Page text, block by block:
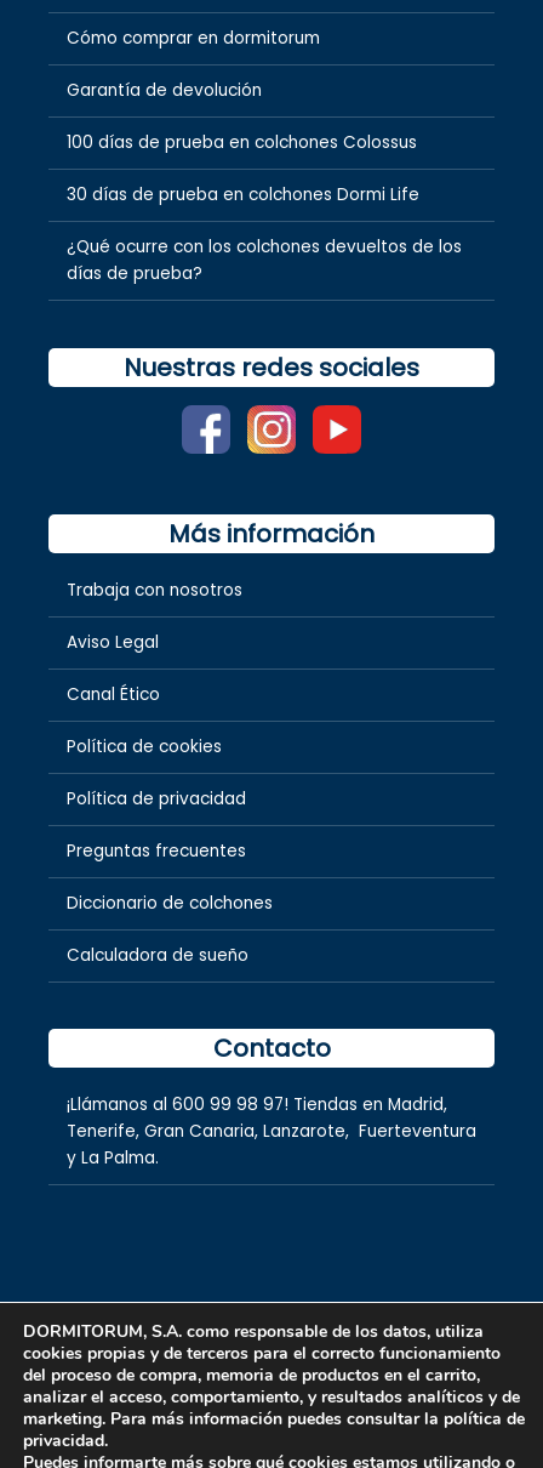
Cómo comprar en dormitorum
Garantía de devolución
100 días de prueba en colchones Colossus
30 días de prueba en colchones Dormi Life
¿Qué ocurre con los colchones devueltos de los
días de prueba?
Nuestras redes sociales
Más información
Trabaja con nosotros
Aviso Legal
Canal Ético
Política de cookies
Política de privacidad
Preguntas frecuentes
Diccionario de colchones
Calculadora de sueño
Contacto
¡Llámanos al 600 99 98 97! Tiendas en Madrid,
Tenerife, Gran Canaria, Lanzarote, Fuerteventura
y La Palma.
Copyright © 2026 dormitorum S.A.
DORMITORUM, S.A. como responsable de los datos, utiliza
cookies propias y de terceros para el correcto funcionamiento
del proceso de compra, memoria de productos en el carrito,
analizar el acceso, comportamiento, y resultados analíticos y de
marketing. Para más información puedes consultar la política de
privacidad.
Puedes informarte más sobre qué cookies estamos utilizando o